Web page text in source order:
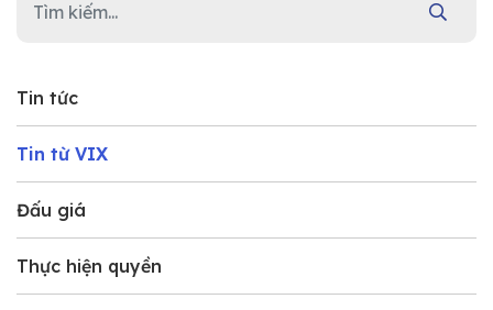
Tin tức
Tin từ VIX
Đấu giá
Thực hiện quyền